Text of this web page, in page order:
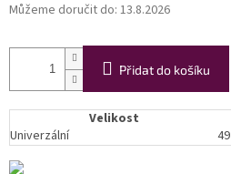
Můžeme doručit do: 13.8.2026
Přidat do košíku
Velikost
Univerzální
49